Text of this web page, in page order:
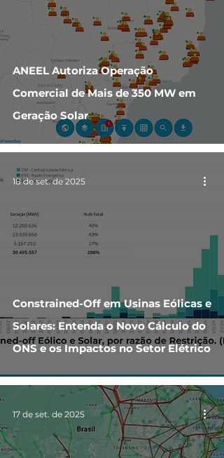
ANEEL Autoriza Operação
Comercial de Mais de 350 MW em
Geração Solar
Constrained-Off em Usinas Eólicas e
Solares: Entenda o Novo Cálculo do
ONS e os Impactos no Setor Elétrico
18 de set. de 2025
17 de set. de 2025